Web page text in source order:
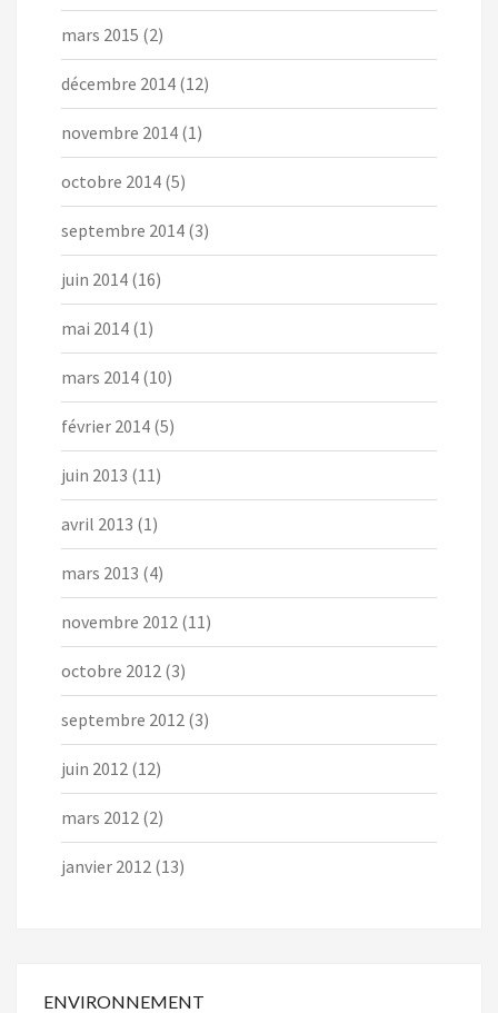
mars 2015 (2)
décembre 2014 (12)
novembre 2014 (1)
octobre 2014 (5)
septembre 2014 (3)
juin 2014 (16)
mai 2014 (1)
mars 2014 (10)
février 2014 (5)
juin 2013 (11)
avril 2013 (1)
mars 2013 (4)
novembre 2012 (11)
octobre 2012 (3)
septembre 2012 (3)
juin 2012 (12)
mars 2012 (2)
janvier 2012 (13)
ENVIRONNEMENT